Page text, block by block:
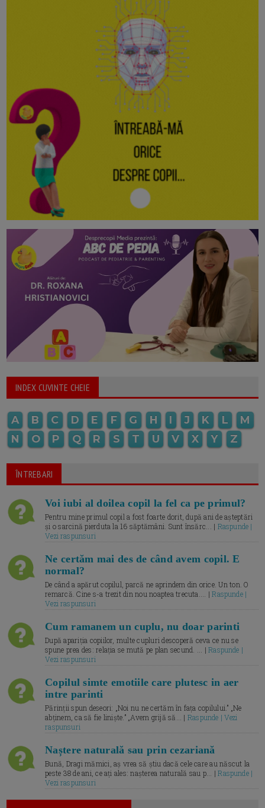
INDEX CUVINTE CHEIE
A B C D E F G H I J K L
M
N
O P Q R S T U V X Y Z
ÎNTREBARI
Voi iubi al doilea copil la fel ca pe primul?
Pentru mine primul copil a fost foarte dorit, după ani de așteptări
și o sarcină pierduta la 16 săptămâni. Sunt însărc... | Raspunde |
Vezi raspunsuri
Ne certăm mai des de când avem copil. E
normal?
De când a apărut copilul, parcă ne aprindem din orice. Un ton. O
remarcă. Cine s-a trezit din nou noaptea trecuta.... |Raspunde |
Vezi raspunsuri
Cum ramanem un cuplu, nu doar parinti
După apariția copiilor, multe cupluri descoperă ceva ce nu se
spune prea des: relația se mută pe plan secund. ... |Raspunde |
Vezi raspunsuri
Copilul simte emotiile care plutesc in aer
intre parinti
Părinții spun deseori: „Noi nu ne certăm în fața copilului.” „Ne
abținem, ca să fie liniște.” „Avem grijă să... | Raspunde | Vezi
raspunsuri
Naștere naturală sau prin cezariană
Bună, Dragi mămici, aș vrea să știu dacă cele care au născut la
peste 38 de ani, ce ați ales: nașterea naturală sau p... |Raspunde |
Vezi raspunsuri